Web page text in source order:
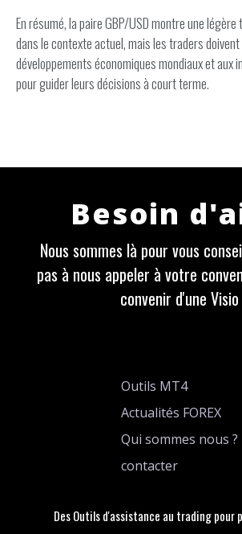
En résumé, la paire GBP/USD montre une
dans le contexte actuel, mais les traders
développements économiques mondiaux et aux
pour guider leurs décisions à court terme.
Besoin
Nous sommes là pour vous
pas à nous appeler à votre
convenir d'une Visio
Outils MT4
Actualités FOREX
Qui sommes nous ?
contacter
Des Outils d'assistance au trading pour